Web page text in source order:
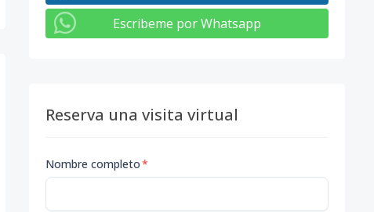
Escribeme por Whatsapp
Reserva una visita virtual
Nombre completo*